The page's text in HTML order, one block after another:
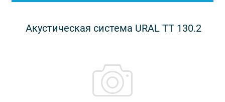
Акустическая система URAL TT 130.2